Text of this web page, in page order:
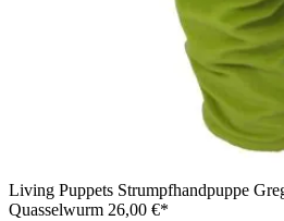
Living Puppets Strumpfhandpuppe
Quasselwurm 26,00 €*